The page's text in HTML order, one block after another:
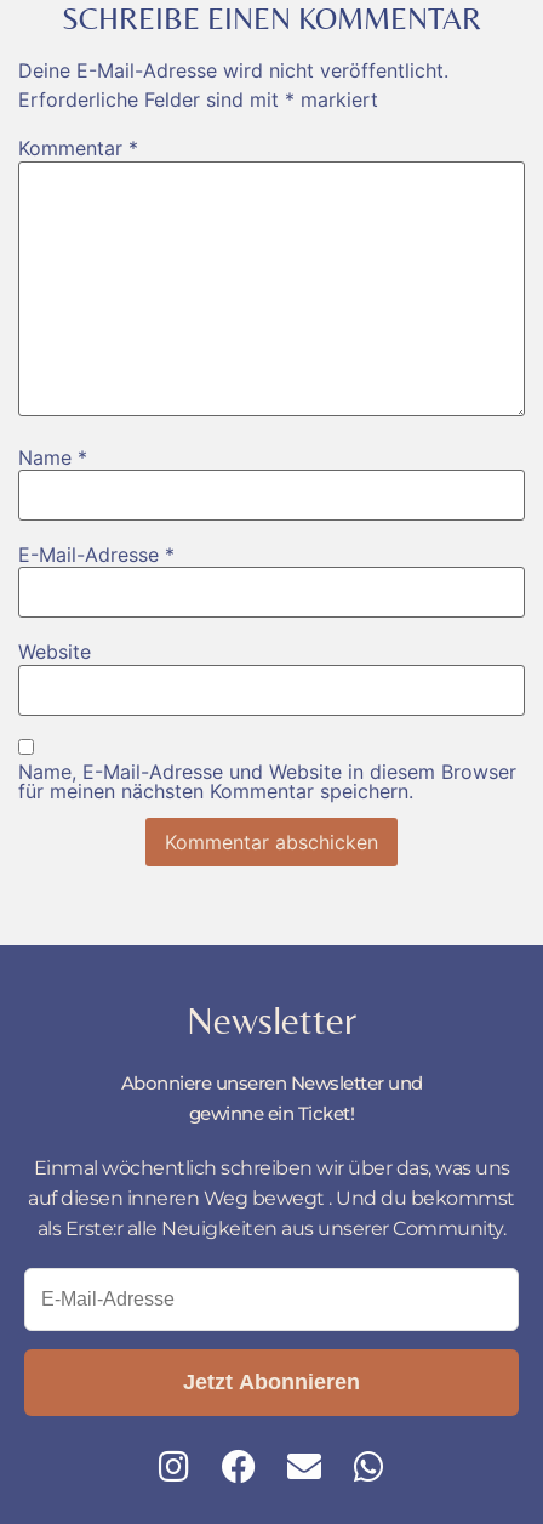
SCHREIBE EINEN KOMMENTAR
Deine E-Mail-Adresse wird nicht veröffentlicht.
Erforderliche Felder sind mit * markiert
Kommentar *
Name *
E-Mail-Adresse *
Website
Name, E-Mail-Adresse und Website in diesem Browser
für meinen nächsten Kommentar speichern.
Newsletter
Abonniere unseren Newsletter und
gewinne ein Ticket!
Einmal wöchentlich schreiben wir über das, was uns
auf diesen inneren Weg bewegt . Und du bekommst
als Erste:r alle Neuigkeiten aus unserer Community.